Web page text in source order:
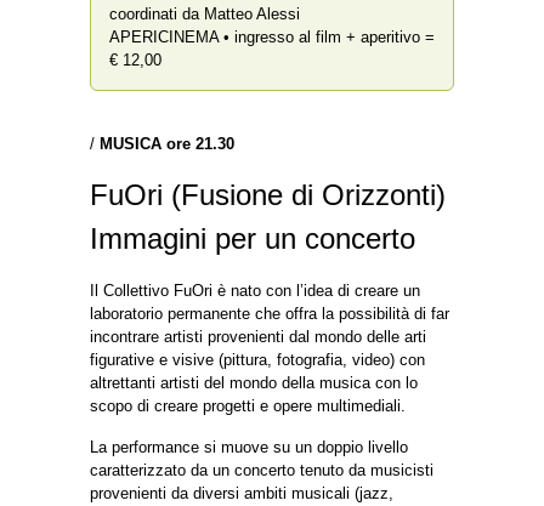
coordinati da Matteo Alessi
APERICINEMA • ingresso al film + aperitivo =
€ 12,00
/ MUSICA ore 21.30
FuOri (Fusione di Orizzonti)
Immagini per un concerto
Il Collettivo FuOri è nato con l’idea di creare un
laboratorio permanente che offra la possibilità di far
incontrare artisti provenienti dal mondo delle arti
figurative e visive (pittura, fotografia, video) con
altrettanti artisti del mondo della musica con lo
scopo di creare progetti e opere multimediali.
La performance si muove su un doppio livello
caratterizzato da un concerto tenuto da musicisti
provenienti da diversi ambiti musicali (jazz,